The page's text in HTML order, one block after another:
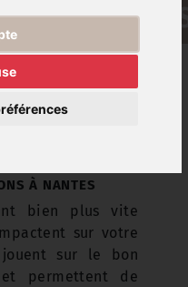
suspensions
À NANTES
bien plus vite
sur votre
sur le bon
permettent de